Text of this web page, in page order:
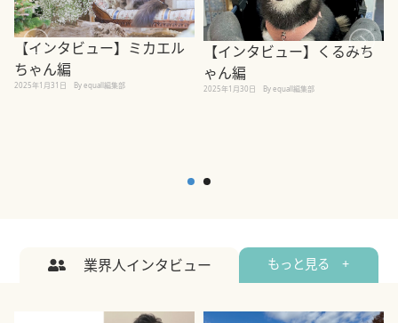
【インタビュー】ミカエル
ちゃん編
2025年1月31日 By equall編集部
【インタビュー】くるみち
ゃん編
2025年1月30日 By equall編集部
業界人インタビュー もっと見る +